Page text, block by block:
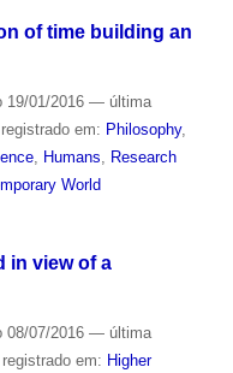
of time building an
19/01/2016 — última
em: Philosophy,
, Humans
Research
World
in view of a
08/07/2016 — última
em: Higher